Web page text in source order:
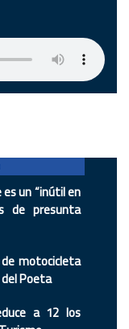
un “inútil en
de presunta
motocicleta
Poeta
a 12 los